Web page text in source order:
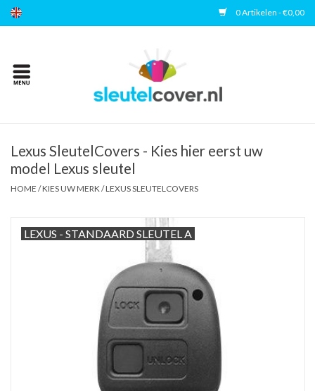
0 Artikelen - €0,00
Home
Accessoires
Veelgestelde vragen
Contact
Lexus SleutelCovers - Kies hier eerst uw
model Lexus sleutel
HOME /KIES UW MERK /LEXUS SLEUTELCOVERS
LEXUS - STANDAARD SLEUTEL A